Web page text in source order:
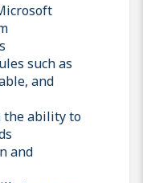
such as
and
the ability to
and